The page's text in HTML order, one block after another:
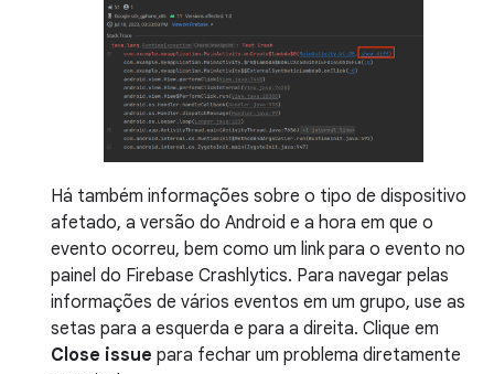
Há também informações sobre o tipo de dispositivo
afetado, a versão do Android e a hora em que o
evento ocorreu, bem como um link para o evento no
painel do Firebase Crashlytics. Para navegar pelas
informações de vários eventos em um grupo, use as
setas para a esquerda e para a direita. Clique em
Close issue para fechar um problema diretamente